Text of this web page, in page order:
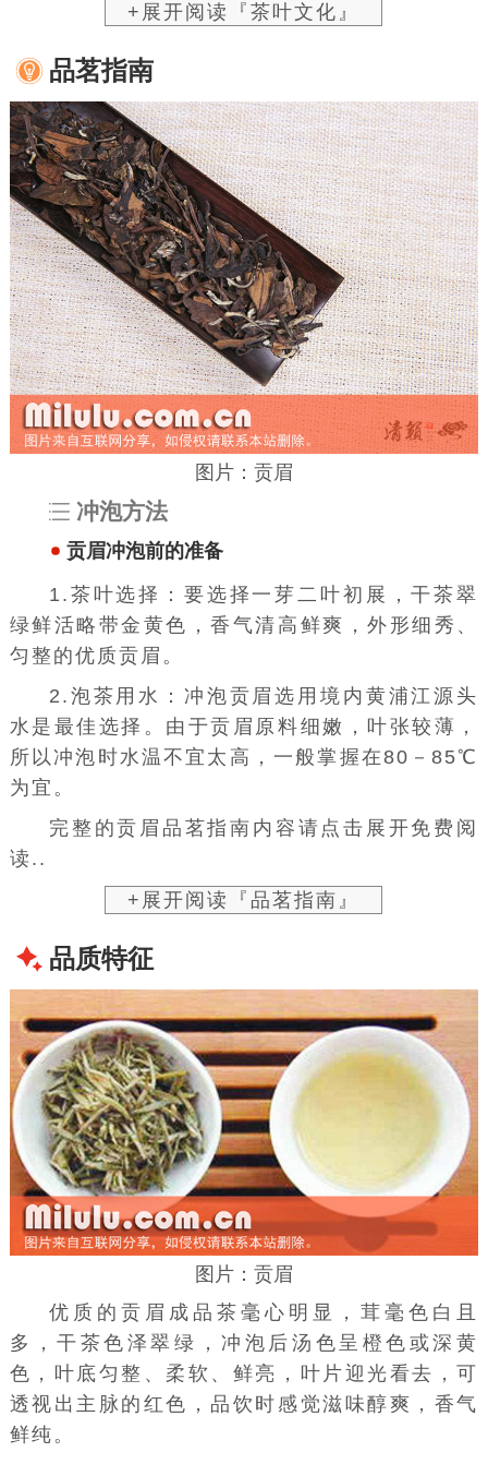
+展开阅读『茶叶文化』
品茗指南
图片：贡眉
冲泡方法
贡眉冲泡前的准备
1.茶叶选择：要选择一芽二叶初展，干茶翠
绿鲜活略带金黄色，香气清高鲜爽，外形细秀、
匀整的优质贡眉。
2.泡茶用水：冲泡贡眉选用境内 黄浦江源头
水是最佳选择。由于贡眉原料细嫩，叶张较薄，
所以冲泡时水温不宜太高，一般掌握在80－85℃
为宜。
完整的贡眉品茗指南内容请点击展开免费阅
读..
+展开阅读『品茗指南』
品质特征
图片：贡眉
优质的贡眉成品 茶毫心明显，茸毫色白且
多，干茶色泽翠绿，冲泡后汤色呈橙色或深黄
色，叶底匀整、柔软、鲜亮，叶片迎光看去，可
透视出主脉的红色，品饮时感觉滋味醇爽，香气
鲜纯。